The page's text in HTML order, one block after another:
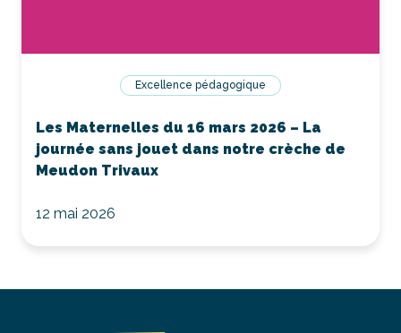
Excellence pédagogique
Les Maternelles du 16 mars 2026 – La
journée sans jouet dans notre crèche de
Meudon Trivaux
12 mai 2026